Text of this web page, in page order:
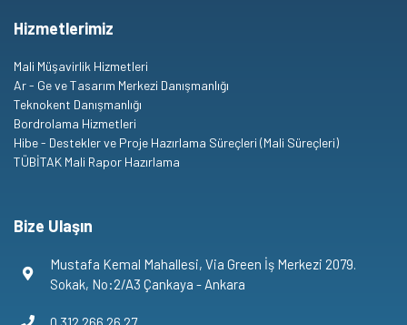
Hizmetlerimiz
Mali Müşavirlik Hizmetleri
Ar - Ge ve Tasarım Merkezi Danışmanlığı
Teknokent Danışmanlığı
Bordrolama Hizmetleri
Hibe - Destekler ve Proje Hazırlama Süreçleri (Mali Süreçleri)
TÜBİTAK Mali Rapor Hazırlama
Bize Ulaşın
Mustafa Kemal Mahallesi, Via Green İş Merkezi 2079.
Sokak, No:2/A3 Çankaya - Ankara